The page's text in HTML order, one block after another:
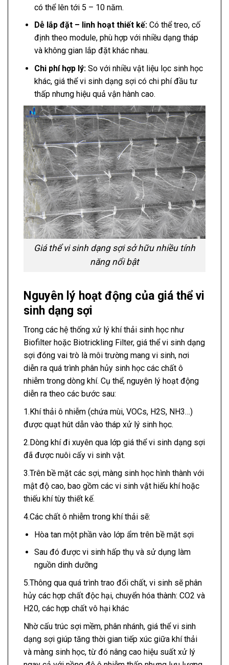
có thể lên tới 5 – 10 năm.
Dễ lắp đặt – linh hoạt thiết kế:Có thể treo, cố
định theo module, phù hợp với nhiều dạng tháp
và không gian lắp đặt khác nhau.
Chi phí hợp lý:So với nhiều vật liệu lọc sinh học
khác, giá thể vi sinh dạng sợi có chi phí đầu tư
thấp nhưng hiệu quả vận hành cao.
Giá thể vi sinh dạng sợi sở hữu nhiều tính
năng nổi bật
Nguyên lý hoạt động của giá thể vi
sinh dạng sợi
Trong các hệ thống xử lý khí thải sinh học như
Biofilter hoặc Biotrickling Filter, giá thể vi sinh dạng
sợi đóng vai trò là môi trường mang vi sinh, nơi
diễn ra quá trình phân hủy sinh học các chất ô
nhiễm trong dòng khí. Cụ thể, nguyên lý hoạt động
diễn ra theo các bước sau:
1.Khí thải ô nhiễm (chứa mùi, VOCs, H2S, NH3…)
được quạt hút dẫn vào tháp xử lý sinh học.
2.Dòng khí đi xuyên qua lớp giá thể vi sinh dạng sợi
đã được nuôi cấy vi sinh vật.
3.Trên bề mặt các sợi, màng sinh học hình thành với
mật độ cao, bao gồm các vi sinh vật hiếu khí hoặc
thiếu khí tùy thiết kế.
4.Các chất ô nhiễm trong khí thải sẽ:
Hòa tan một phần vào lớp ẩm trên bề mặt sợi
Sau đó được vi sinh hấp thụ và sử dụng làm
nguồn dinh dưỡng
5.Thông qua quá trình trao đổi chất, vi sinh sẽ phân
hủy các hợp chất độc hại, chuyển hóa thành: CO2 và
H20, các hợp chất vô hại khác
Nhờ cấu trúc sợi mềm, phân nhánh, giá thể vi sinh
dạng sợi giúp tăng thời gian tiếp xúc giữa khí thải
và màng sinh học, từ đó nâng cao hiệu suất xử lý